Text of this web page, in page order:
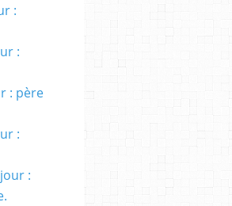
:
:
: père
:
: